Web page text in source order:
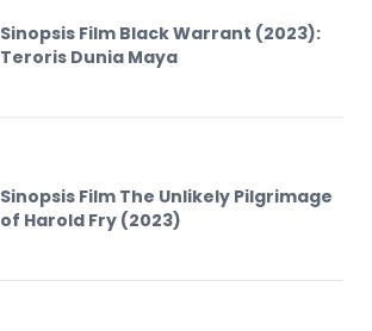
Sinopsis Film Black Warrant (2023):
Teroris Dunia Maya
Sinopsis Film The Unlikely Pilgrimage
of Harold Fry (2023)